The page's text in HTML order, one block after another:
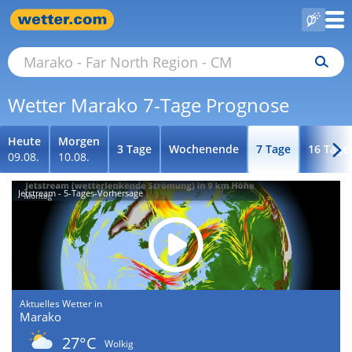
Wetter Marako 7-Tage Prognose
Heute
09.08.
Morgen
10.08.
3 Tage Wochenende 7 Tage 16 Tage
Jetstream - 5-Tages-Vorhersage
Aktuelles Wetter in
Marako
27°C
Wolkig